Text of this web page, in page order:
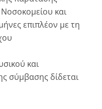
και
επιπλέον με τη
και
σύμβασης δίδεται